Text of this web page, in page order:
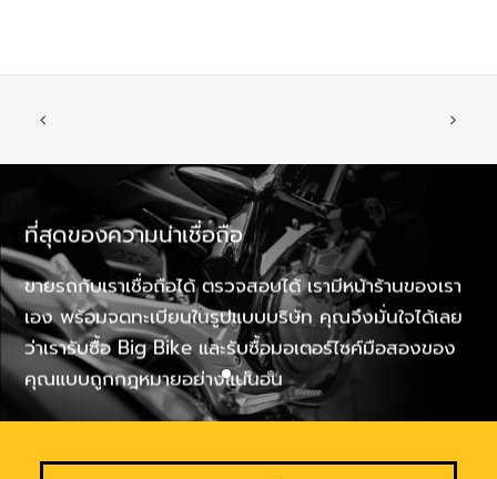
ที่สุดของความน่าเชื่อถือ
ขายรถกับเราเชื่อถือได้ ตรวจสอบได้ เรามีหน้าร้านของเรา
เอง พร้อมจดทะเบียนในรูปแบบบริษัท คุณจึงมั่นใจได้เลย
ว่าเรารับซื้อ Big Bike และรับซื้อมอเตอร์ไซค์มือสองของ
คุณแบบถูกกฎหมายอย่างแน่นอน